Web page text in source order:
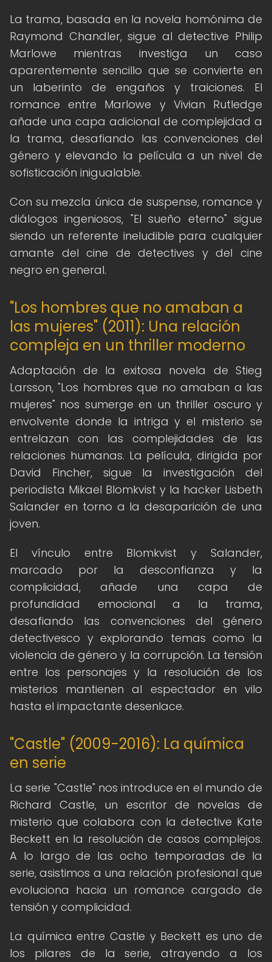
La trama, basada en la novela homónima de
Raymond Chandler, sigue al detective Philip
Marlowe mientras investiga un caso
aparentemente sencillo que se convierte en
un laberinto de engaños y traiciones. El
romance entre Marlowe y Vivian Rutledge
añade una capa adicional de complejidad a
la trama, desafiando las convenciones del
género y elevando la película a un nivel de
sofisticación inigualable.
Con su mezcla única de suspense, romance y
diálogos ingeniosos, "El sueño eterno" sigue
siendo un referente ineludible para cualquier
amante del cine de detectives y del cine
negro en general.
"Los hombres que no amaban a
las mujeres" (2011): Una relación
compleja en un thriller moderno
Adaptación de la exitosa novela de Stieg
Larsson, "Los hombres que no amaban a las
mujeres" nos sumerge en un thriller oscuro y
envolvente donde la intriga y el misterio se
entrelazan con las complejidades de las
relaciones humanas. La película, dirigida por
David Fincher, sigue la investigación del
periodista Mikael Blomkvist y la hacker Lisbeth
Salander en torno a la desaparición de una
joven.
El vínculo entre Blomkvist y Salander,
marcado por la desconfianza y la
complicidad, añade una capa de
profundidad emocional a la trama,
desafiando las convenciones del género
detectivesco y explorando temas como la
violencia de género y la corrupción. La tensión
entre los personajes y la resolución de los
misterios mantienen al espectador en vilo
hasta el impactante desenlace.
"Castle" (2009-2016): La química
en serie
La serie "Castle" nos introduce en el mundo de
Richard Castle, un escritor de novelas de
misterio que colabora con la detective Kate
Beckett en la resolución de casos complejos.
A lo largo de las ocho temporadas de la
serie, asistimos a una relación profesional que
evoluciona hacia un romance cargado de
tensión y complicidad.
La química entre Castle y Beckett es uno de
los pilares de la serie, atrayendo a los